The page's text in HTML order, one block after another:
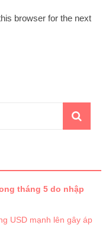
browser for the next
tháng 5 do nhập
USD mạnh lên gây áp